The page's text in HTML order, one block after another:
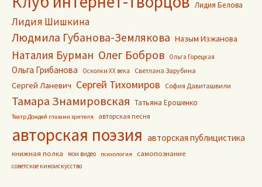
Лидия Белова
Лидия Шишкина
Людмила Губанова-Землякова Назым Изжанова
Наталия Бурман Олег Бобров Ольга Горецкая
Ольга Грибанова Осколки ХХ века Светлана Зарубина
Сергей Ланевич Сергей Тихомиров София Давиташвили
Тамара Знамировская Татьяна Ерошенко
Театр Дождей глазами зрителя авторская песня
авторская поэзия авторская публицистика
книжная полка мои видео психология самопознание
советское киноискусство